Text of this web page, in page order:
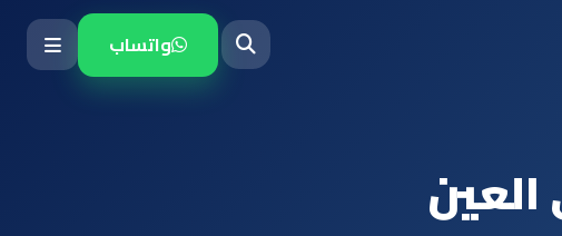
واتساب